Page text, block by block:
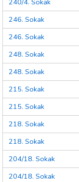
240/4. Sokak
246. Sokak
246. Sokak
248. Sokak
248. Sokak
215. Sokak
215. Sokak
218. Sokak
218. Sokak
204/18. Sokak
204/18. Sokak